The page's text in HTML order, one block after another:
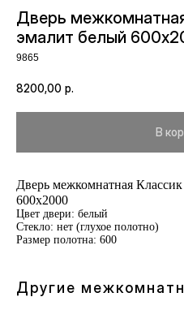
Дверь
эмалит белый
9865
8200,00 р.
В
Дверь межкомнатная
600х2000
Цвет двери: белый
Стекло: нет (глухое полотно)
Размер полотна: 600
Другие